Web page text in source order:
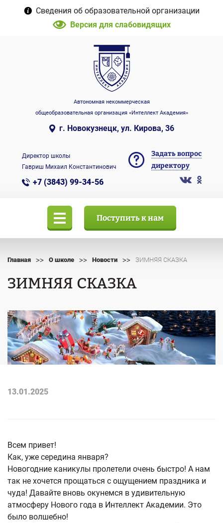
Сведения об образовательной организации
Версия для слабовидящих
Автономная некоммерческая
общеобразовательная организация «Интеллект Академия»
г. Новокузнецк, ул. Кирова, 36
Директор школы
Гавриш Михаил Константинович
+7 (3843) 99-34-56
Задать вопрос
директору
Поступить к нам
Главная >> О школе >> Новости >> ЗИМНЯЯ СКАЗКА
ЗИМНЯЯ СКАЗКА
13.01.2025
Всем привет!
Как, уже середина января?
Новогодние каникулы пролетели очень быстро! А нам
так не хочется прощаться с ощущением праздника и
чуда! Давайте вновь окунемся в удивительную
атмосферу Нового года в Интеллект Академии. Это
было волшебно!